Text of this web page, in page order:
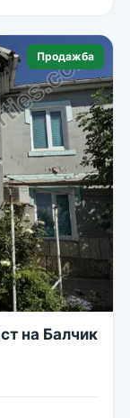
Продажба
на Балчик